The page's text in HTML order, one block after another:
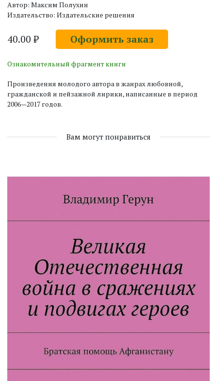
Автор: Максим Полухин
Издательство: Издательские решения
40.00 ₽ Оформить заказ
Ознакомительный фрагмент книги
Произведения молодого автора в жанрах любовной,
гражданской и пейзажной лирики, написанные в период
2006—2017 годов.
Вам могут понравиться